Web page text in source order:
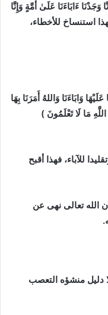
ءَابَاءَنَا عَلَىٰ أُمَّةٍ وَإِنَّا
مُقْتَدُونَ ) (الزخرف (23)، فهذا استنساخ للأخطاء،
وَابَاءَنَا وَاللهُ أَمَرَنَا بِهَا
مَا لَا تَعْلَمُونَ )
للآباء، فهذا أقبح
الله تعالى نهى عن
دليل منشؤه التعصب